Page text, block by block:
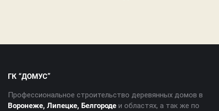
ГК “ДОМУС”
Профессиональное строительство деревянных домов в
Воронеже, Липецке, Белгороде и областях, а так же по